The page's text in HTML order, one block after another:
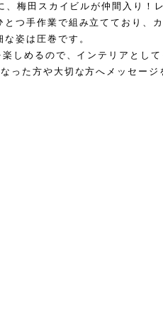
梅田スカイビルが仲間入り！
つ手作業で組み立てており、
姿は圧巻です。
しめるので、インテリアとし
った方や大切な方へメッセージ